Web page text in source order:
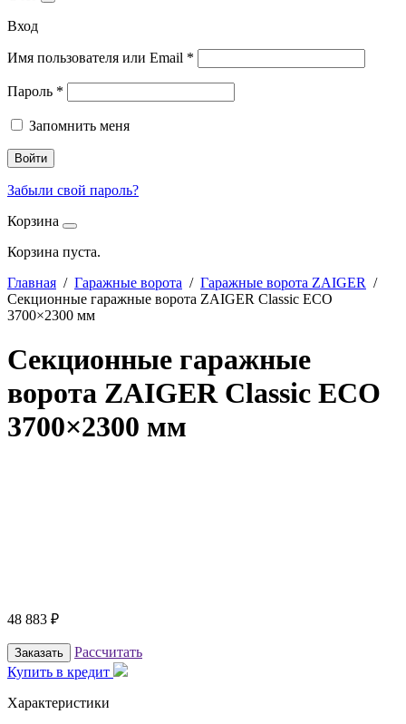
Вход
Имя пользователя или Email *
Пароль *
Запомнить меня
Войти
Забыли свой пароль?
Корзина
Корзина пуста.
Главная / Гаражные ворота / Гаражные ворота ZAIGER /
Секционные гаражные ворота ZAIGER Classic ECO
3700×2300 мм
Секционные гаражные
ворота ZAIGER Classic ECO
3700×2300 мм
48 883 ₽
Заказать
Рассчитать
Купить в кредит
Характеристики